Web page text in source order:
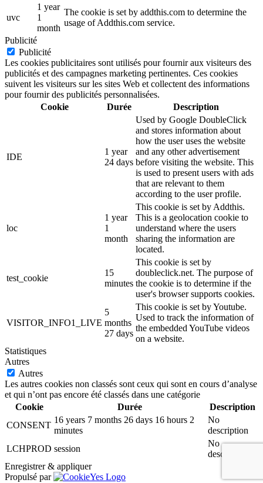
uvc
1 year
1
month
The cookie is set by addthis.com to determine the
usage of Addthis.com service.
Publicité
Publicité
Les cookies publicitaires sont utilisés pour fournir aux visiteurs des
publicités et des campagnes marketing pertinentes. Ces cookies
suivent les visiteurs sur les sites Web et collectent des informations
pour fournir des publicités personnalisées.
Cookie
Durée Description
IDE
1 year
24 days
Used by Google DoubleClick
and stores information about
how the user uses the website
and any other advertisement
before visiting the website. This
is used to present users with ads
that are relevant to them
according to the user profile.
loc
1 year
1
month
This cookie is set by Addthis.
This is a geolocation cookie to
understand where the users
sharing the information are
located.
test_cookie
15
minutes
This cookie is set by
doubleclick.net. The purpose of
the cookie is to determine if the
user's browser supports cookies.
VISITOR_INFO1_LIVE
5
months
27 days
This cookie is set by Youtube.
Used to track the information of
the embedded YouTube videos
on a website.
Statistiques
Autres
Autres
Les autres cookies non classés sont ceux qui sont en cours d’analyse
et qui n’ont pas encore été classés dans une catégorie
Cookie
Durée
Description
CONSENT
16 years 7 months 26 days 16 hours 2
minutes
No
description
LCHPROD session
No
description
Enregistrer & appliquer
Propulsé par